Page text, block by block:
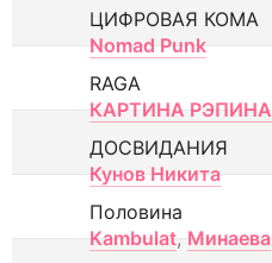
ЦИФРОВАЯ КОМА
Nomad Punk
RAGA
КАРТИНА РЭПИНА
ДОСВИДАНИЯ
Кунов Никита
Половина
Kambulat, Минаева